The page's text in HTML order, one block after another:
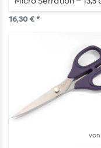
– pink
16,30 € *
von